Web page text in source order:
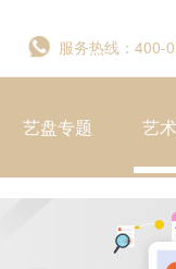
服务热线：400-
艺盘专题 艺